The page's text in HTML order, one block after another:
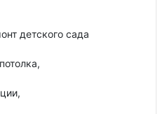
детского сада